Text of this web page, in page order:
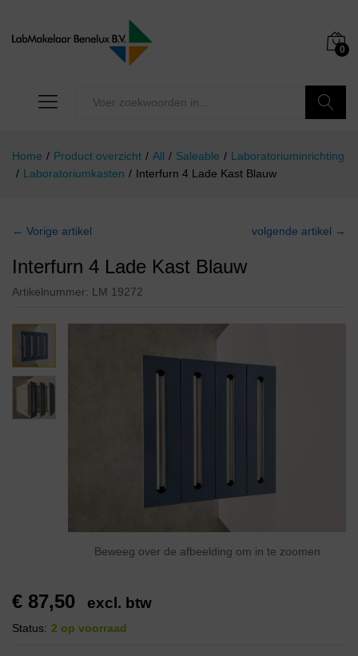
0
Home / Product overzicht / All / Saleable / Laboratoriuminrichting
/ Laboratoriumkasten / Interfurn 4 Lade Kast Blauw
← Vorige artikel volgende artikel →
Interfurn 4 Lade Kast Blauw
Artikelnummer: LM 19272
Beweeg over de afbeelding om in te zoomen
€ 87,50 excl. btw
Status: 2 op voorraad